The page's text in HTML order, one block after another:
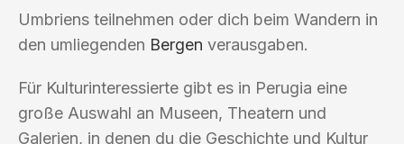
Umbriens teilnehmen oder dich beim Wandern in
den umliegenden Bergen verausgaben.
Für Kulturinteressierte gibt es in Perugia eine
große Auswahl an Museen, Theatern und
Galerien, in denen du die Geschichte und Kultur